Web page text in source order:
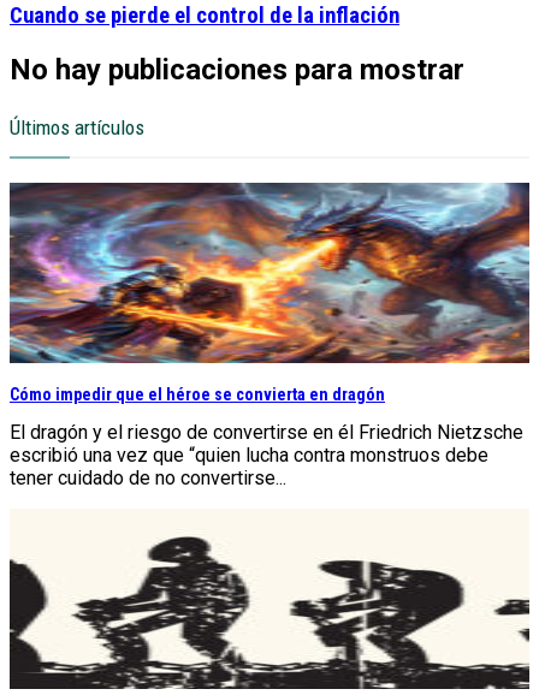
Cuando se pierde el control de la inflación
No hay publicaciones para mostrar
Últimos artículos
Cómo impedir que el héroe se convierta en dragón
El dragón y el riesgo de convertirse en él Friedrich Nietzsche
escribió una vez que “quien lucha contra monstruos debe
tener cuidado de no convertirse...